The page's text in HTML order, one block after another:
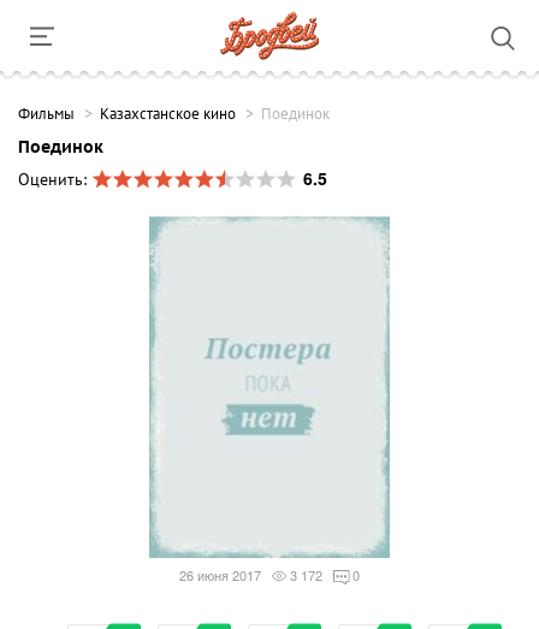
Фильмы Казахстанское кино Поединок
Поединок
Оценить:
6.5
26 июня 2017 3 172 0